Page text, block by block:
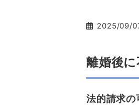
2025/09/
離婚後
法的請求の